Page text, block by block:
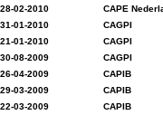
28-02-2010 CAPE Nederland
31-01-2010 CAGPI
21-01-2010 CAGPI
30-08-2009 CAGPI
26-04-2009 CAPIB
29-03-2009 CAPIB
22-03-2009 CAPIB